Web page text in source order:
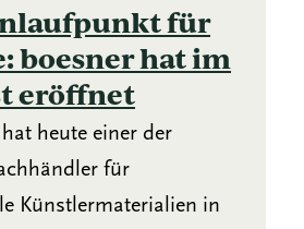
für
boesner hat im
eröffnet
heute einer der
für
Künstlermaterialien in